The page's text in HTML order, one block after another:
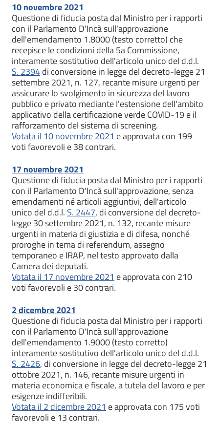
10 novembre 2021
Questione di fiducia posta dal Ministro per i rapporti
con il Parlamento D'Incà sull'approvazione
dell'emendamento 1.8000 (testo corretto) che
recepisce le condizioni della 5a Commissione,
interamente sostitutivo dell'articolo unico del d.d.l.
S. 2394di conversione in legge del decreto-legge 21
settembre 2021, n. 127, recante misure urgenti per
assicurare lo svolgimento in sicurezza del lavoro
pubblico e privato mediante l'estensione dell'ambito
applicativo della certificazione verde COVID-19 e il
rafforzamento del sistema di screening.
Votata il 10 novembre 2021 e approvata con 199
voti favorevoli e 38 contrari.
17 novembre 2021
Questione di fiducia posta dal Ministro per i rapporti
con il Parlamento D'Incà sull'approvazione, senza
emendamenti né articoli aggiuntivi, dell'articolo
unico del d.d.l. S. 2447, di conversione del decreto-
legge 30 settembre 2021, n. 132, recante misure
urgenti in materia di giustizia e di difesa, nonché
proroghe in tema di referendum, assegno
temporaneo e IRAP, nel testo approvato dalla
Camera dei deputati.
Votata il 17 novembre 2021 e approvata con 210
voti favorevoli e 30 contrari.
2 dicembre 2021
Questione di fiducia posta dal Ministro per i rapporti
con il Parlamento D'Incà sull'approvazione
dell'emendamento 1.9000 (testo corretto)
interamente sostitutivo dell'articolo unico del d.d.l.
S. 2426, di conversione in legge del decreto-legge 21
ottobre 2021, n. 146, recante misure urgenti in
materia economica e fiscale, a tutela del lavoro e per
esigenze indifferibili.
Votata il 2 dicembre 2021 e approvata con 175 voti
favorevoli e 13 contrari.